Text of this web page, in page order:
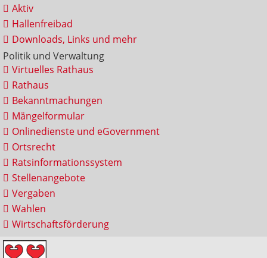
Aktiv
Hallenfreibad
Downloads, Links und mehr
Politik und Verwaltung
Virtuelles Rathaus
Rathaus
Bekanntmachungen
Mängelformular
Onlinedienste und eGovernment
Ortsrecht
Ratsinformationssystem
Stellenangebote
Vergaben
Wahlen
Wirtschaftsförderung